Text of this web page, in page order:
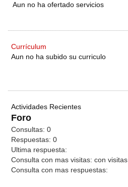
Aun no ha ofertado servicios
Currículum
Aun no ha subido su curriculo
Actividades Recientes
Foro
Consultas: 0
Respuestas: 0
Ultima respuesta:
Consulta con mas visitas: con visitas
Consulta con mas respuestas: